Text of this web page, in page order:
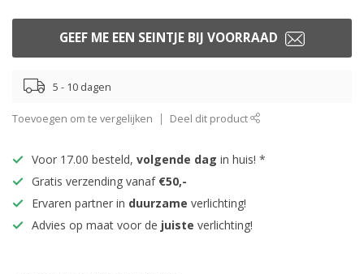
GEEF ME EEN SEINTJE BIJ VOORRAAD
5 - 10 dagen
Toevoegen om te vergelijken Deel dit product
Voor 17.00 besteld, volgende dag in huis! *
Gratis verzending vanaf €50,-
Ervaren partner in duurzame verlichting!
Advies op maat voor de juiste verlichting!